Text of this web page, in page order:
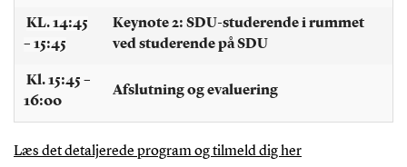
KL. 14:45
– 15:45
Keynote 2: SDU-studerende i rummet
ved studerende på SDU
Kl. 15:45 –
16:00
Afslutning og evaluering
Læs det detaljerede program og tilmeld dig her